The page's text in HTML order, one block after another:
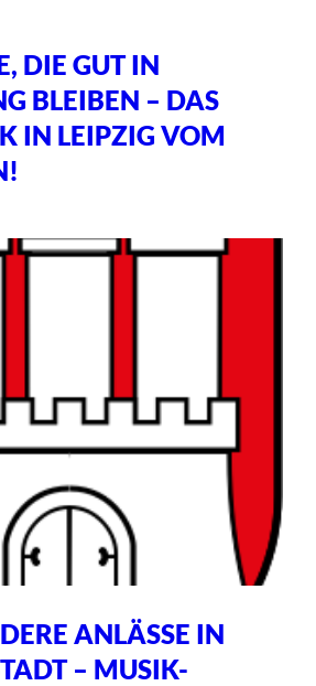
DIE GUT IN
BLEIBEN – DAS
IN LEIPZIG VOM
ANLÄSSE IN
– MUSIK-